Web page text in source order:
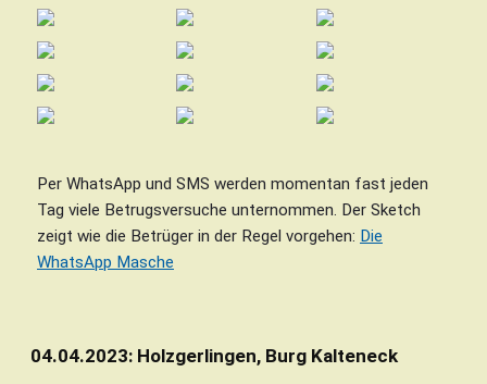
Per WhatsApp und SMS werden momentan fast jeden
Tag viele Betrugsversuche unternommen. Der Sketch
zeigt wie die Betrüger in der Regel vorgehen: Die
WhatsApp Masche
04.04.2023: Holzgerlingen, Burg Kalteneck